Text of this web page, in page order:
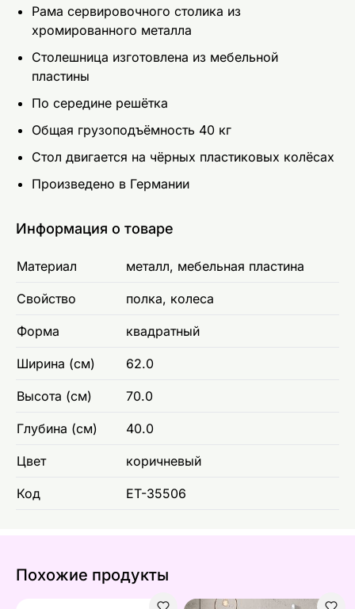
Рама сервировочного столика из
хромированного металла
Столешница изготовлена из мебельной
пластины
По середине решётка
Общая грузоподъёмность 40 кг
Стол двигается на чёрных пластиковых колёсах
Произведено в Германии
Информация о товаре
Материал металл, мебельная пластина
Свойство полка, колеса
Форма квадратный
Ширина (см) 62.0
Высота (см) 70.0
Глубина (см) 40.0
Цвет коричневый
Код ET-35506
Похожие продукты